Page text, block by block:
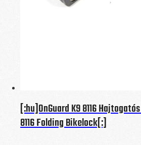
[:hu]OnGuard K9 8116
8116 Folding Bikelock[:]